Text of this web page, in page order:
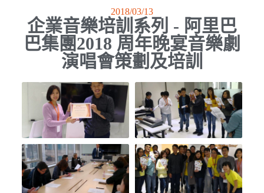
2018/03/13
企業音樂培訓系列 - 阿里巴
巴集團2018 周年晚宴音樂劇
演唱會策劃及培訓